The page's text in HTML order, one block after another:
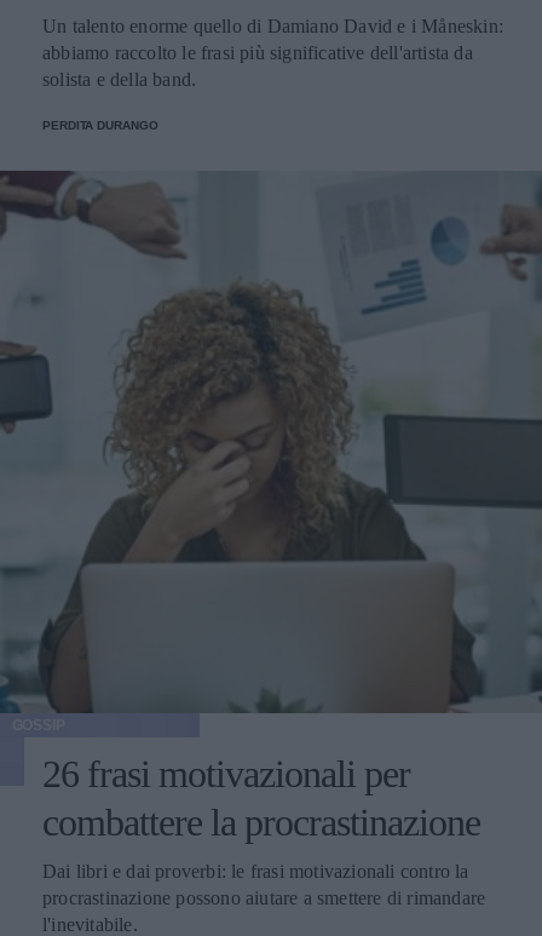
Un talento enorme quello di Damiano David e i Måneskin:
abbiamo raccolto le frasi più significative dell'artista da
solista e della band.
PERDITA DURANGO
26 frasi motivazionali per
combattere la procrastinazione
Dai libri e dai proverbi: le frasi motivazionali contro la
procrastinazione possono aiutare a smettere di rimandare
l'inevitabile.